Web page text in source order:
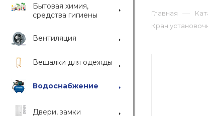
Бытовая химия,
средства гигиены
Вентиляция
Вешалки для одежды
Водоснабжение
Двери, замки
Главная —
Кран